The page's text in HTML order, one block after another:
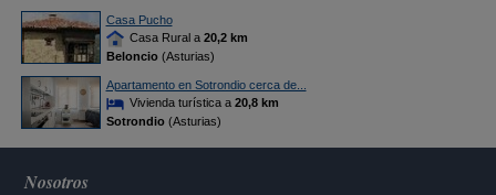
Casa Pucho
Casa Rural a 20,2 km
Beloncio(Asturias)
Apartamento en Sotrondio cerca de...
Vivienda turística a 20,8 km
Sotrondio(Asturias)
Nosotros